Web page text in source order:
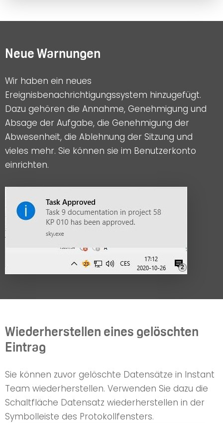
Neue Warnungen
Wir haben ein neues
Ereignisbenachrichtigungssystem hinzugefügt.
Dazu gehören die Annahme, Genehmigung und
Absage der Aufgabe, die Genehmigung der
Abwesenheit, die Ablehnung der Sitzung und
vieles mehr. Sie können sie im Benutzerkonto
einrichten.
Wiederherstellen eines gelöschten
Eintrag
Sie können zuvor gelöschte Datensätze in Instant
Team wiederherstellen. Verwenden Sie dazu die
Schaltfläche Datensatz wiederherstellen in der
Symbolleiste des Protokollfensters.